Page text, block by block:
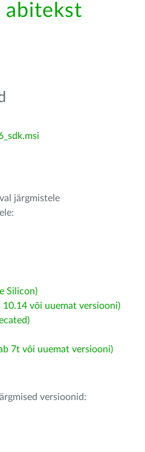
abitekst
järgmistele
Silicon)
10.14 või uuemat versiooni)
7t või uuemat versiooni)
versioonid: